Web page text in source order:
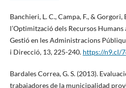
Banchieri, L. C., Campa, F., &
l’Optimització dels Recursos Humans
Gestió en les Administracions
i Direcció, 13, 225-240. https://n9.cl/
Bardales Correa, G. S. (2013).
trabajadores de la municipalidad